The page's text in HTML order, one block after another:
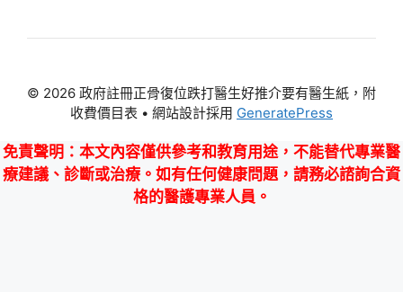
© 2026 政府註冊正骨復位跌打醫生好推介要有醫生紙，附
收費價目表 • 網站設計採用 GeneratePress
免責聲明 ：本文內容僅供參考和教育用途，不能替代專業醫
療建議、診斷或治療。如有任何健康問題，請務必諮詢合資
格的醫護專業人員。